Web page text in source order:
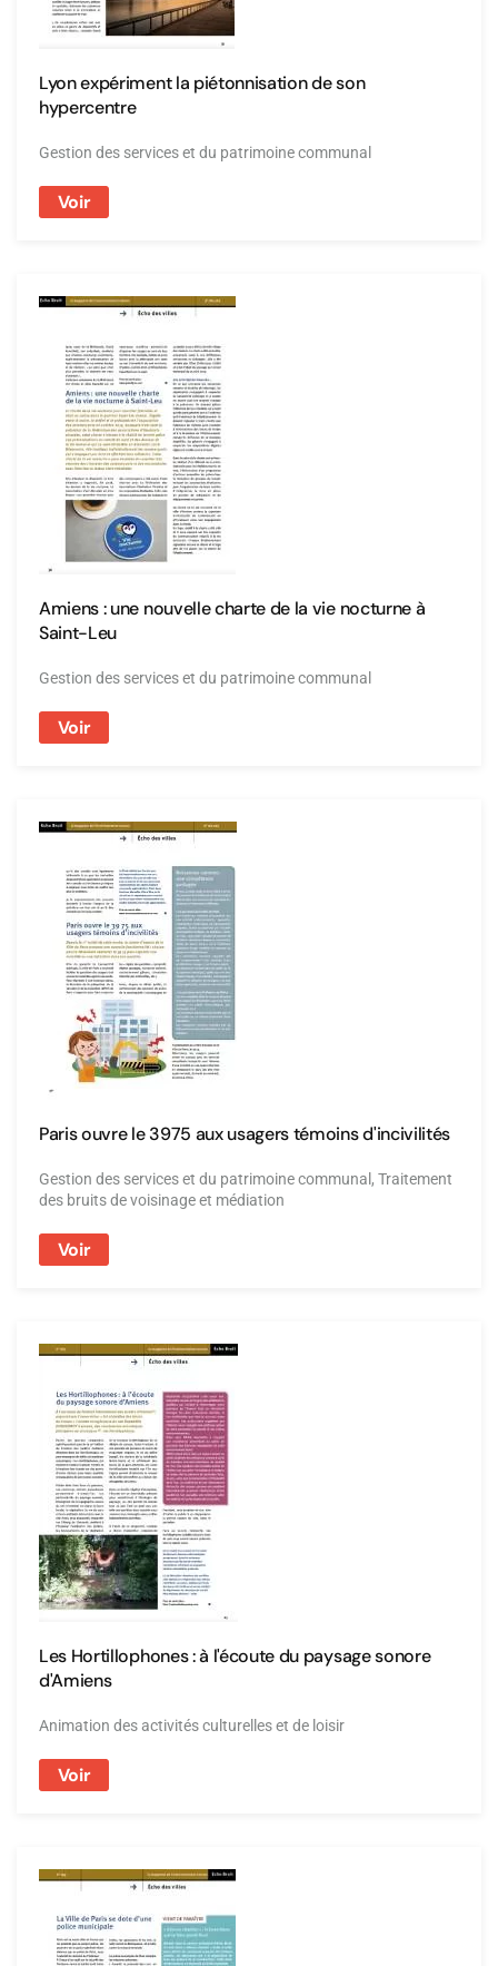
Lyon expériment la piétonnisation de son
hypercentre
Gestion des services et du patrimoine communal
Voir
Amiens : une nouvelle charte de la vie nocturne à
Saint-Leu
Gestion des services et du patrimoine communal
Voir
Paris ouvre le 3975 aux usagers témoins d'incivilités
Gestion des services et du patrimoine communal, Traitement
des bruits de voisinage et médiation
Voir
Les Hortillophones : à l'écoute du paysage sonore
d'Amiens
Animation des activités culturelles et de loisir
Voir